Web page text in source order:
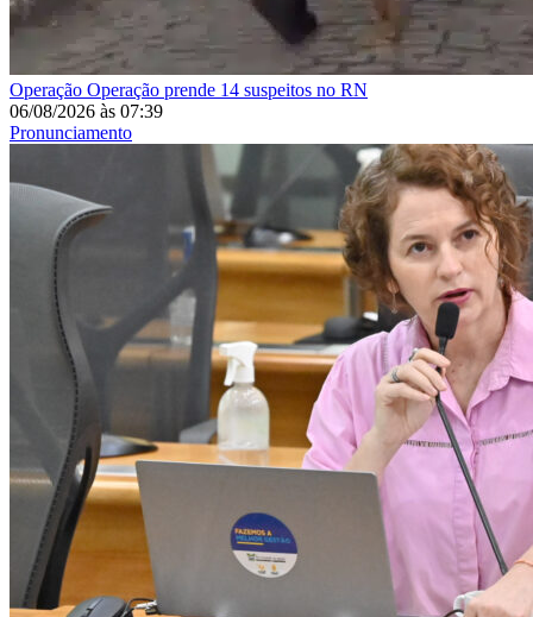
Operação Operação prende 14 suspeitos no RN
06/08/2026 às 07:39
Pronunciamento